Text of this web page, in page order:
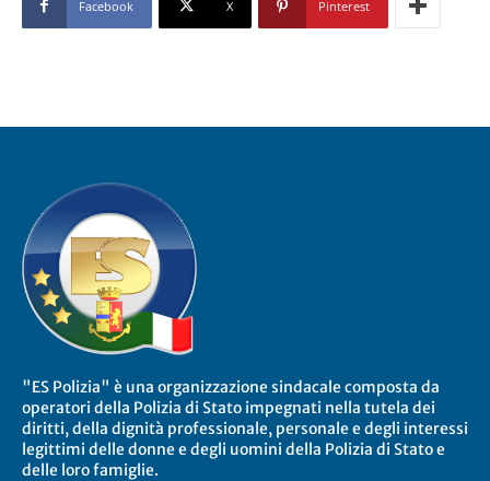
Facebook X Pinterest
"ES Polizia" è una organizzazione sindacale composta da
operatori della Polizia di Stato impegnati nella tutela dei
diritti, della dignità professionale, personale e degli interessi
legittimi delle donne e degli uomini della Polizia di Stato e
delle loro famiglie.